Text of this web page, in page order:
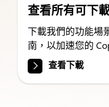
查看所有可下
下載我們的功能場
南，以加速您的
查看下載